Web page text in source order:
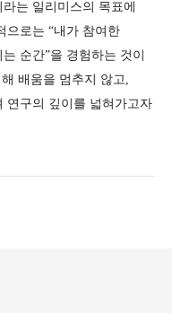
는 일리미스의 목표에
으로는 “내가 참여한
순간”을 경험하는 것이
배움을 멈추지 않고,
연구의 깊이를 넓혀가고자